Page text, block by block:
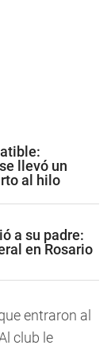
llevó un
al hilo
a su padre:
en Rosario
entraron al
club le